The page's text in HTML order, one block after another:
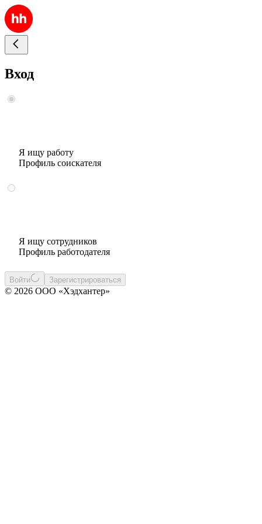
Вход
Я ищу работу
Профиль соискателя
Я ищу сотрудников
Профиль работодателя
Войти Зарегистрироваться
© 2026 ООО «Хэдхантер»